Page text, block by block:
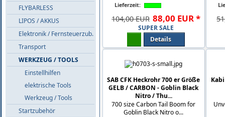
FLYBARLESS
LIPOS / AKKUS
Elektronik / Fernsteuerzub.
Transport
WERKZEUG / TOOLS
Einstellhilfen
elektrische Tools
Werkzeug / Tools
Startzubehör
Lieferzeit:
104,00 EUR 88,00 EUR*
SUPER SALE
Details
SAB CFK Heckrohr 700 er Größe
GELB / CARBON - Goblin Black
Nitro / Thu...
700 size Carbon Tail Boom for
Goblin Black Nitro o...